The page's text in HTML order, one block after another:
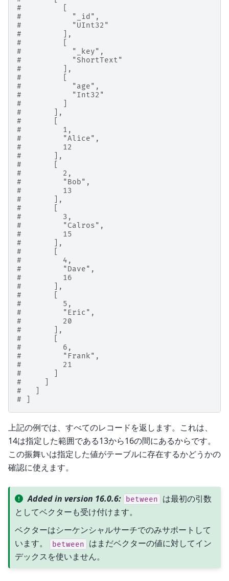
#         [
#           "_id",
#           "UInt32"
#         ],
#         [
#           "_key",
#           "ShortText"
#         ],
#         [
#           "age",
#           "Int32"
#         ]
#       ],
#       [
#         1,
#         "Alice",
#         12
#       ],
#       [
#         2,
#         "Bob",
#         13
#       ],
#       [
#         3,
#         "Calros",
#         15
#       ],
#       [
#         4,
#         "Dave",
#         16
#       ],
#       [
#         5,
#         "Eric",
#         20
#       ],
#       [
#         6,
#         "Frank",
#         21
#       ]
#     ]
#   ]
# ]
上記の例では、すべてのレコードを返します。これは、
14は指定した範囲である13から16の間にあるからです。
この振舞いは指定した値がテーブルに存在するかどうかの
確認に使えます。
Added in version 16.0.6: between
は最初の引数
としてベクターも受け付けます。
ベクターはシーケンシャルサーチでのみサポートして
います。
between
はまだベクターの値に対してイン
デックスを使いません。